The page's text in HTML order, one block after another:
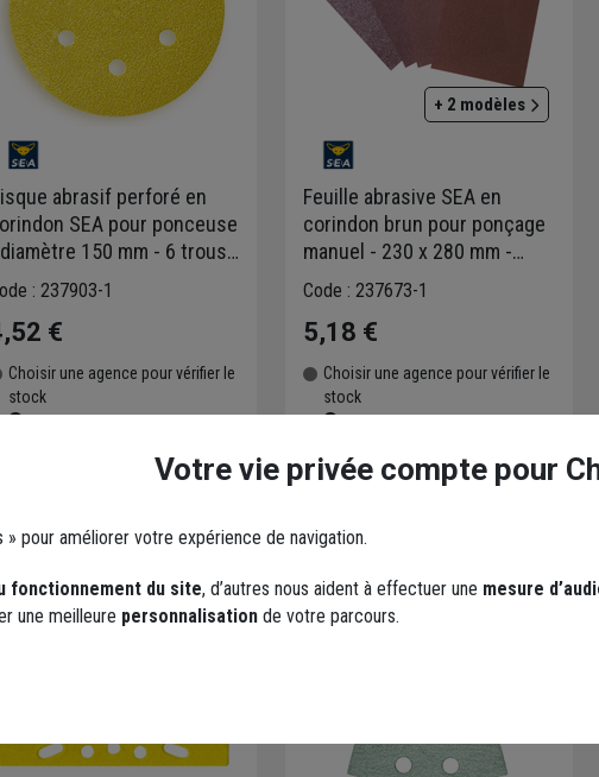
abrasif perforé en
SEA pour ponceuse
150 mm - 6 trous -
120 - lot de 5
: 237903-1
€
Choisir une agence pour vérifier le
stock
+ 2 modèles
Feuille abrasive SEA en
corindon brun pour ponçage
manuel - 230 x 280 mm -
grain fin - lot de 8
Code : 237673-1
5,18 €
Choisir une agence pour vérifier le
stock
Votre vie privée compte pour
» pour améliorer votre expérience de navigation.
fonctionnement du site, d’autres nous aident à effectuer une mesure
une meilleure personnalisation de votre parcours.